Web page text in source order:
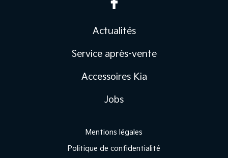
Actualités
Service après-vente
Accessoires Kia
Jobs
Mentions légales
Politique de confidentialité